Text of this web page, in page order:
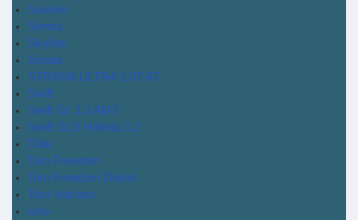
Saveiro
Sentra
Skyline
Strada
STRADA ULTRA 1.0T AT
Swift
Swift GL 1.2 AMT
Swift GLS Híbrido 1.2
Tiida
Toro Freedom
Toro Freedom Diesel
Toro Volcano
Uno